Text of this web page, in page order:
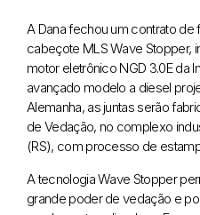
A Dana fechou um contrato
cabeçote MLS Wave Stopper,
motor eletrônico NGD 3.0E da
avançado modelo a diesel
Alemanha, as juntas serão
de Vedação, no complexo
(RS), com processo de
A tecnologia Wave Stopper
grande poder de vedação e